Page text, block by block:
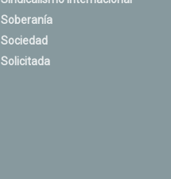
Soberanía
Sociedad
Solicitada